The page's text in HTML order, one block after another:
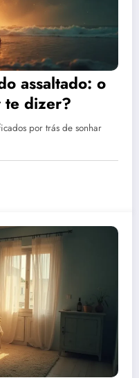
assaltado: o
te dizer?
por trás de sonhar